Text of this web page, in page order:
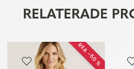
RELATERADE
REA −50 %